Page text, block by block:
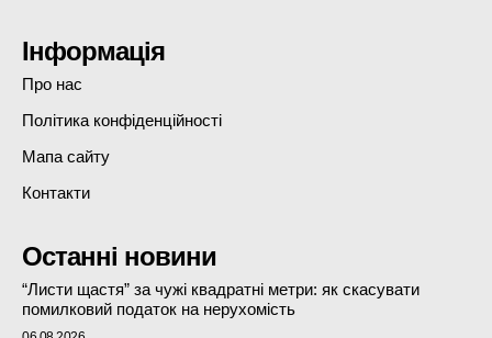
Інформація
Про нас
Політика конфіденційності
Мапа сайту
Контакти
Останні новини
“Листи щастя” за чужі квадратні метри: як скасувати
помилковий податок на нерухомість